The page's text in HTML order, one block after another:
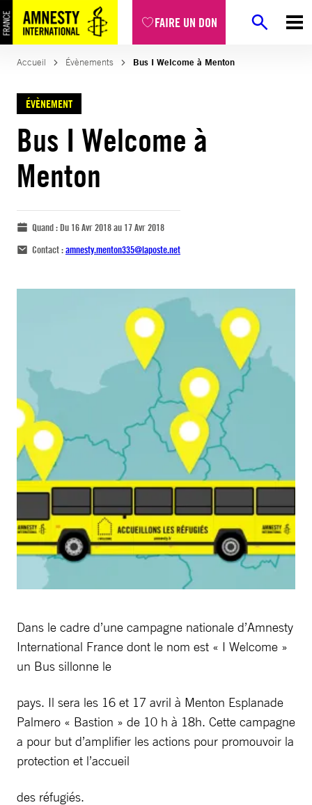
FAIRE UN DON
Accueil Évènements Bus I Welcome à Menton
ÉVÈNEMENT
Bus I Welcome à
Menton
Quand :Du 16 Avr 2018 au 17 Avr 2018
Contact :amnesty.menton335@laposte.net
Dans le cadre d’une campagne nationale d’Amnesty
International France dont le nom est « I Welcome »
un Bus sillonne le
pays. Il sera les 16 et 17 avril à Menton Esplanade
Palmero « Bastion » de 10 h à 18h. Cette campagne
a pour but d’amplifier les actions pour promouvoir la
protection et l’accueil
des réfugiés.